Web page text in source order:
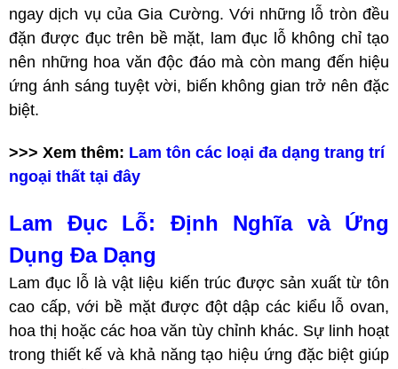
ngay dịch vụ của Gia Cường. Với những lỗ tròn đều
đặn được đục trên bề mặt, lam đục lỗ không chỉ tạo
nên những hoa văn độc đáo mà còn mang đến hiệu
ứng ánh sáng tuyệt vời, biến không gian trở nên đặc
biệt.
>>> Xem thêm: Lam tôn các loại đa dạng trang trí
ngoại thất tại đây
Lam Đục Lỗ: Định Nghĩa và Ứng
Dụng Đa Dạng
Lam đục lỗ là vật liệu kiến trúc được sản xuất từ tôn
cao cấp, với bề mặt được đột dập các kiểu lỗ ovan,
hoa thị hoặc các hoa văn tùy chỉnh khác. Sự linh hoạt
trong thiết kế và khả năng tạo hiệu ứng đặc biệt giúp